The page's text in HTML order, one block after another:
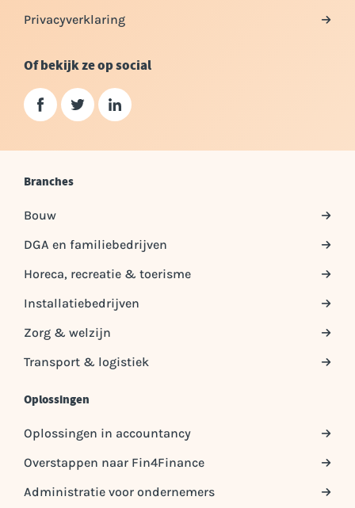
Privacyverklaring
Of bekijk ze op social
Branches
Bouw
DGA en familiebedrijven
Horeca, recreatie & toerisme
Installatiebedrijven
Zorg & welzijn
Transport & logistiek
Oplossingen
Oplossingen in accountancy
Overstappen naar Fin4Finance
Administratie voor ondernemers